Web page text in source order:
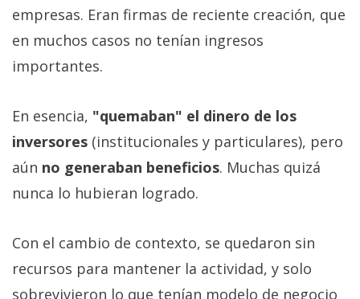
empresas. Eran firmas de reciente creación, que
en muchos casos no tenían ingresos
importantes.
En esencia, "quemaban" el dinero de los
inversores (institucionales y particulares), pero
aún no generaban beneficios. Muchas quizá
nunca lo hubieran logrado.
Con el cambio de contexto, se quedaron sin
recursos para mantener la actividad, y solo
sobrevivieron lo que tenían modelo de negocio